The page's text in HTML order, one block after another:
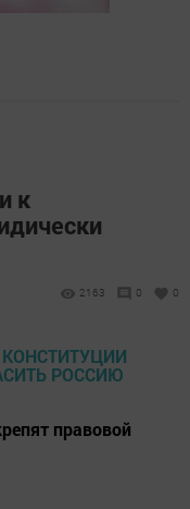
к
2163 0 0
правовой